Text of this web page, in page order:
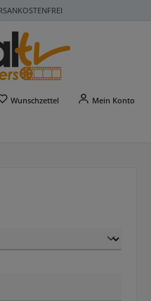
Wunschzettel Du hast 0 Produkte auf
Mein Konto